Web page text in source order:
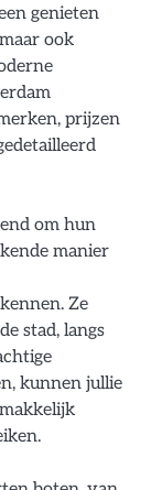
genieten
ook
prijzen
om hun
manier
Ze
stad, langs
kunnen jullie